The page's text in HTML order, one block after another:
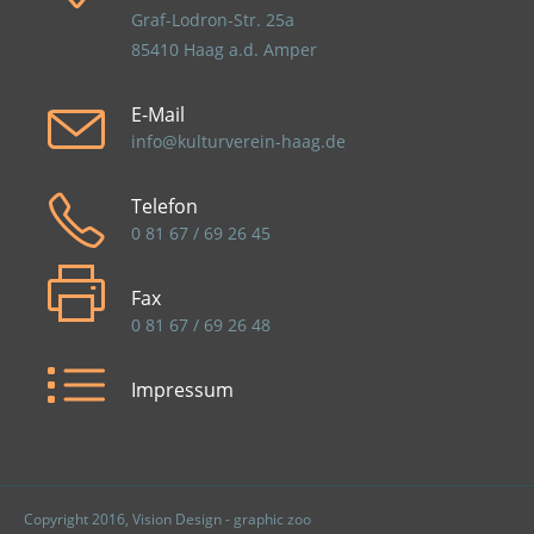
Graf-Lodron-Str. 25a
85410 Haag a.d. Amper
E-Mail
info@kulturverein-haag.de
Telefon
0 81 67 / 69 26 45
Fax
0 81 67 / 69 26 48
Impressum
Copyright 2016, Vision Design - graphic zoo